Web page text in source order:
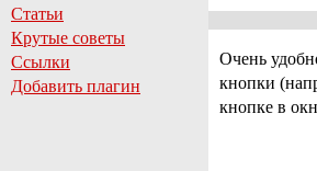
Статьи
Крутые советы
Ссылки
Добавить плагин
Очень
кнопки
кнопке в